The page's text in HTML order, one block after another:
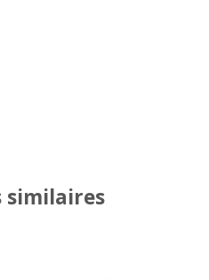
similaires